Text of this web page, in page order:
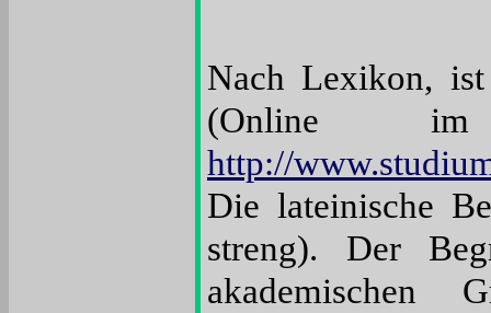
Nach Lexikon,
(Online im
http://
Die lateinische
streng). Der